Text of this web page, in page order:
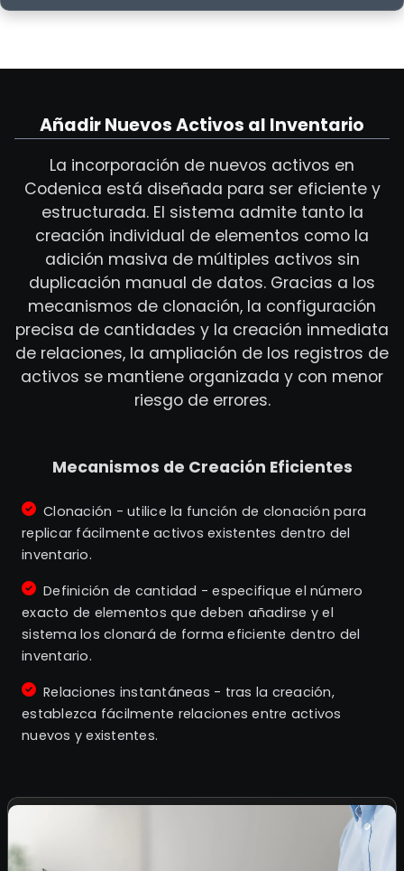
Añadir Nuevos Activos al Inventario
La incorporación de nuevos activos en
Codenica está diseñada para ser eficiente y
estructurada. El sistema admite tanto la
creación individual de elementos como la
adición masiva de múltiples activos sin
duplicación manual de datos. Gracias a los
mecanismos de clonación, la configuración
precisa de cantidades y la creación inmediata
de relaciones, la ampliación de los registros de
activos se mantiene organizada y con menor
riesgo de errores.
Mecanismos de Creación Eficientes
Clonación - utilice la función de clonación para
replicar fácilmente activos existentes dentro del
inventario.
Definición de cantidad - especifique el número
exacto de elementos que deben añadirse y el
sistema los clonará de forma eficiente dentro del
inventario.
Relaciones instantáneas - tras la creación,
establezca fácilmente relaciones entre activos
nuevos y existentes.